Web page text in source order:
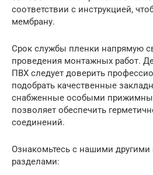
соответствии с инструкцией,
мембрану.
Срок службы пленки напрямую
проведения монтажных работ.
ПВХ следует доверить
подобрать качественные
снабженные особыми
позволяет обеспечить
соединений.
Ознакомьтесь с нашими
разделами: